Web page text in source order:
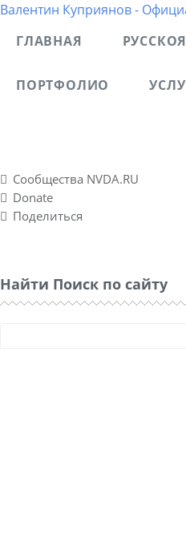
Валентин Куприянов -
ГЛАВНАЯ
ПОРТФОЛИО
Сообщества NVDA.RU
Donate
Поделиться
Найти Поиск по сайту